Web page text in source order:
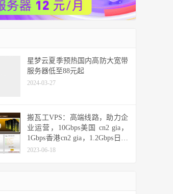
星梦云夏季预热国内高防大宽带
服务器低至88元起
2024-03-27
搬瓦工VPS：高端线路，助力企
业运营，10Gbps美国 cn2 gia，
1Gbps香港cn2 gia，1.2Gbps日本
cn2 gia，10Gbps日本软银
2023-06-18